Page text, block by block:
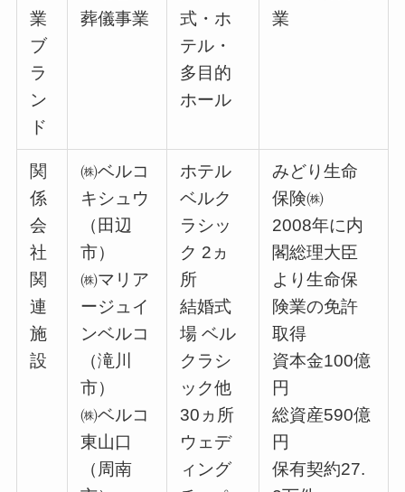
業
ブ
ラ
ン
ド
葬儀事業
式・ホ
テル・
多目的
ホール
業
関
係
会
社
関
連
施
設
㈱ベルコ
キシュウ
（田辺
市）
㈱マリア
ージュイ
ンベルコ
（滝川
市）
㈱ベルコ
東山口
（周南
ホテル
ベルク
ラシッ
ク 2ヵ
所
結婚式
場 ベル
クラシ
ック他
30ヵ所
ウェデ
ィング
みどり生命
保険㈱
2008年に内
閣総理大臣
より生命保
険業の免許
取得
資本金100億
円
総資産590億
円
保有契約27.